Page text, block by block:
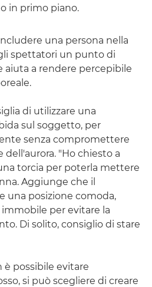
in primo piano.
una persona nella
spettatori un punto di
aiuta a rendere percepibile
di utilizzare una
sul soggetto, per
senza compromettere
dell'aurora. "Ho chiesto a
torcia per poterla mettere
Aggiunge che il
una posizione comoda,
per evitare la
Di solito, consiglio di stare
è possibile evitare
si può scegliere di creare